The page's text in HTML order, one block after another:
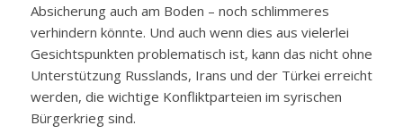
Absicherung auch am Boden – noch schlimmeres
verhindern könnte. Und auch wenn dies aus vielerlei
Gesichtspunkten problematisch ist, kann das nicht ohne
Unterstützung Russlands, Irans und der Türkei erreicht
werden, die wichtige Konfliktparteien im syrischen
Bürgerkrieg sind.